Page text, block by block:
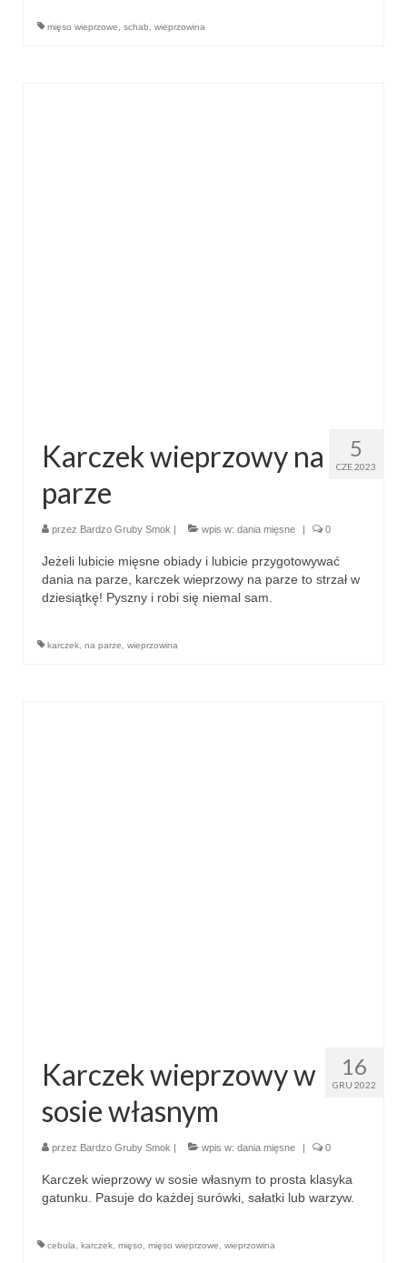
mięso wieprzowe schab wieprzowina
5
CZE 2023
Karczek wieprzowy na
parze
przez Bardzo Gruby Smok | wpis w: dania mięsne | 0
Jeżeli lubicie mięsne obiady i lubicie przygotowywać
dania na parze, karczek wieprzowy na parze to strzał w
dziesiątkę! Pyszny i robi się niemal sam.
karczek na parze wieprzowina
16
GRU 2022
Karczek wieprzowy w
sosie własnym
przez Bardzo Gruby Smok | wpis w: dania mięsne | 0
Karczek wieprzowy w sosie własnym to prosta klasyka
gatunku. Pasuje do każdej surówki, sałatki lub warzyw.
cebula karczek mięso mięso wieprzowe wieprzowina